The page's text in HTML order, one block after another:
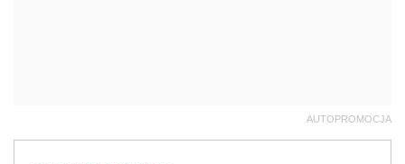
AUTOPROMOCJA